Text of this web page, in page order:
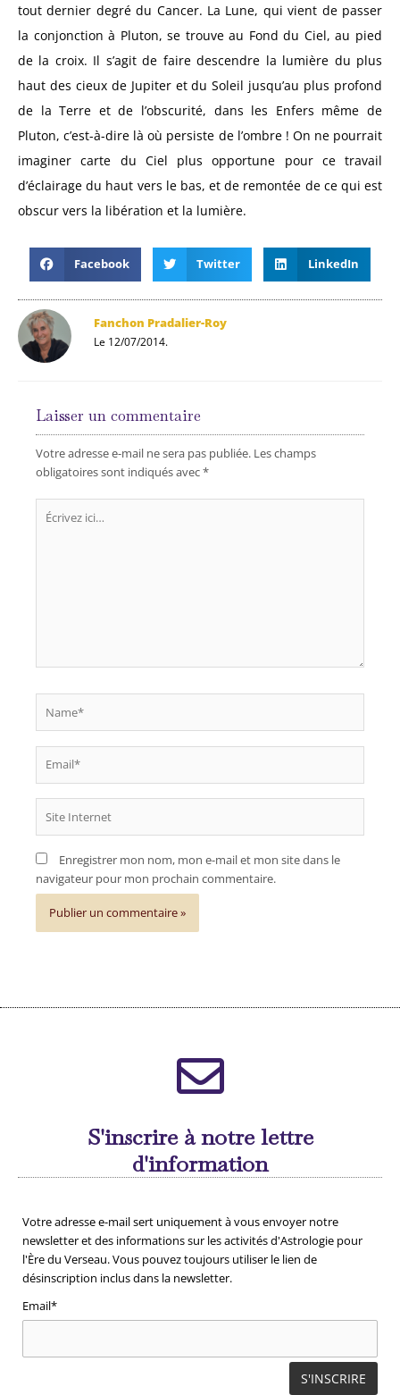
tout dernier degré du Cancer. La Lune, qui vient de passer
la conjonction à Pluton, se trouve au Fond du Ciel, au pied
de la croix. Il s’agit de faire descendre la lumière du plus
haut des cieux de Jupiter et du Soleil jusqu’au plus profond
de la Terre et de l’obscurité, dans les Enfers même de
Pluton, c’est-à-dire là où persiste de l’ombre ! On ne pourrait
imaginer carte du Ciel plus opportune pour ce travail
d’éclairage du haut vers le bas, et de remontée de ce qui est
obscur vers la libération et la lumière.
Facebook Twitter LinkedIn
Fanchon Pradalier-Roy
Le 12/07/2014.
Laisser un commentaire
Votre adresse e-mail ne sera pas publiée. Les champs
obligatoires sont indiqués avec*
ici…
Internet
Enregistrer mon nom, mon e-mail et mon site dans le
navigateur pour mon prochain commentaire.
S'inscrire à notre lettre
d'information
Votre adresse e-mail sert uniquement à vous envoyer notre
newsletter et des informations sur les activités d'Astrologie pour
l'Ère du Verseau. Vous pouvez toujours utiliser le lien de
désinscription inclus dans la newsletter.
Email*